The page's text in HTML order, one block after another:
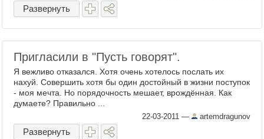
Развернуть
Пригласили в "Пусть говорят".
Я вежливо отказался. Хотя очень хотелось послать их
нахуй. Совершить хотя бы один достойный в жизни поступок
- моя мечта. Но порядочность мешает, врождённая. Как
думаете? Правильно ...
22-03-2011 — artemdragunov
Развернуть